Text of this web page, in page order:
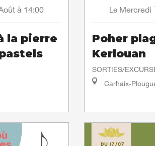
à 14:00
la pierre
Le Mercredi
Poher
Kerlouan
SORTIES/
Carhaix-